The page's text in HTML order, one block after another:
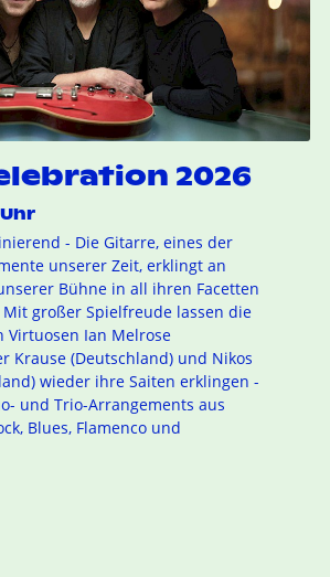
2026
- Die Gitarre, eines der
unserer Zeit, erklingt an
Bühne in all ihren Facetten
großer Spielfreude lassen die
Ian Melrose
Krause (Deutschland) und Nikos
wieder ihre Saiten erklingen -
und Trio-Arrangements aus
Blues, Flamenco und